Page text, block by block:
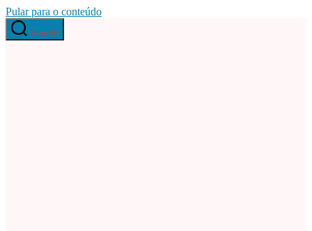
Pular para o conteúdo
Search